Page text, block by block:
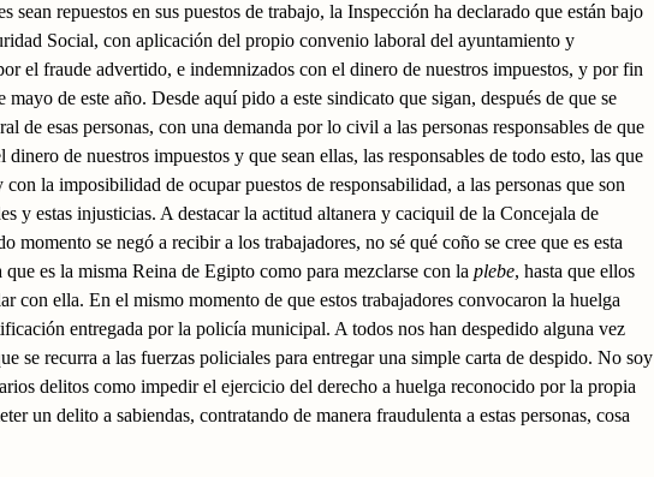
sean repuestos en sus puestos de trabajo, la Inspección ha declarado que están bajo
Social, con aplicación del propio convenio laboral del ayuntamiento y
el fraude advertido, e indemnizados con el dinero de nuestros impuestos, y por fin
mayo de este año. Desde aquí pido a este sindicato que sigan, después de que se
de esas personas, con una demanda por lo civil a las personas responsables de que
dinero de nuestros impuestos y que sean ellas, las responsables de todo esto, las que
la imposibilidad de ocupar puestos de responsabilidad, a las personas que son
y estas injusticias. A destacar la actitud altanera y caciquil de la Concejala de
momento se negó a recibir a los trabajadores, no sé qué coño se cree que es esta
es la misma Reina de Egipto como para mezclarse con la plebe, hasta que ellos
con ella. En el mismo momento de que estos trabajadores convocaron la huelga
entregada por la policía municipal. A todos nos han despedido alguna vez
se recurra a las fuerzas policiales para entregar una simple carta de despido. No soy
delitos como impedir el ejercicio del derecho a huelga reconocido por la propia
un delito a sabiendas, contratando de manera fraudulenta a estas personas, cosa